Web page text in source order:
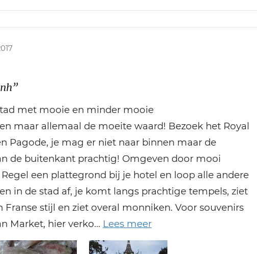
met mooie en minder mooie
maar allemaal de moeite waard! Bezoek het Royal
Pagode, je mag er niet naar binnen maar de
de buitenkant prachtig! Omgeven door mooi
een plattegrond bij je hotel en loop alle andere
in de stad af, je komt langs prachtige tempels, ziet
stijl en ziet overal monniken. Voor souvenirs
Market, hier verko